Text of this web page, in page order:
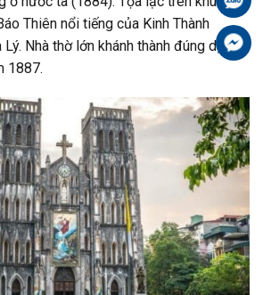
Thiên nổi tiếng của Kinh Thành
Nhà thờ lớn khánh thành đúng dịp Lễ
1887.